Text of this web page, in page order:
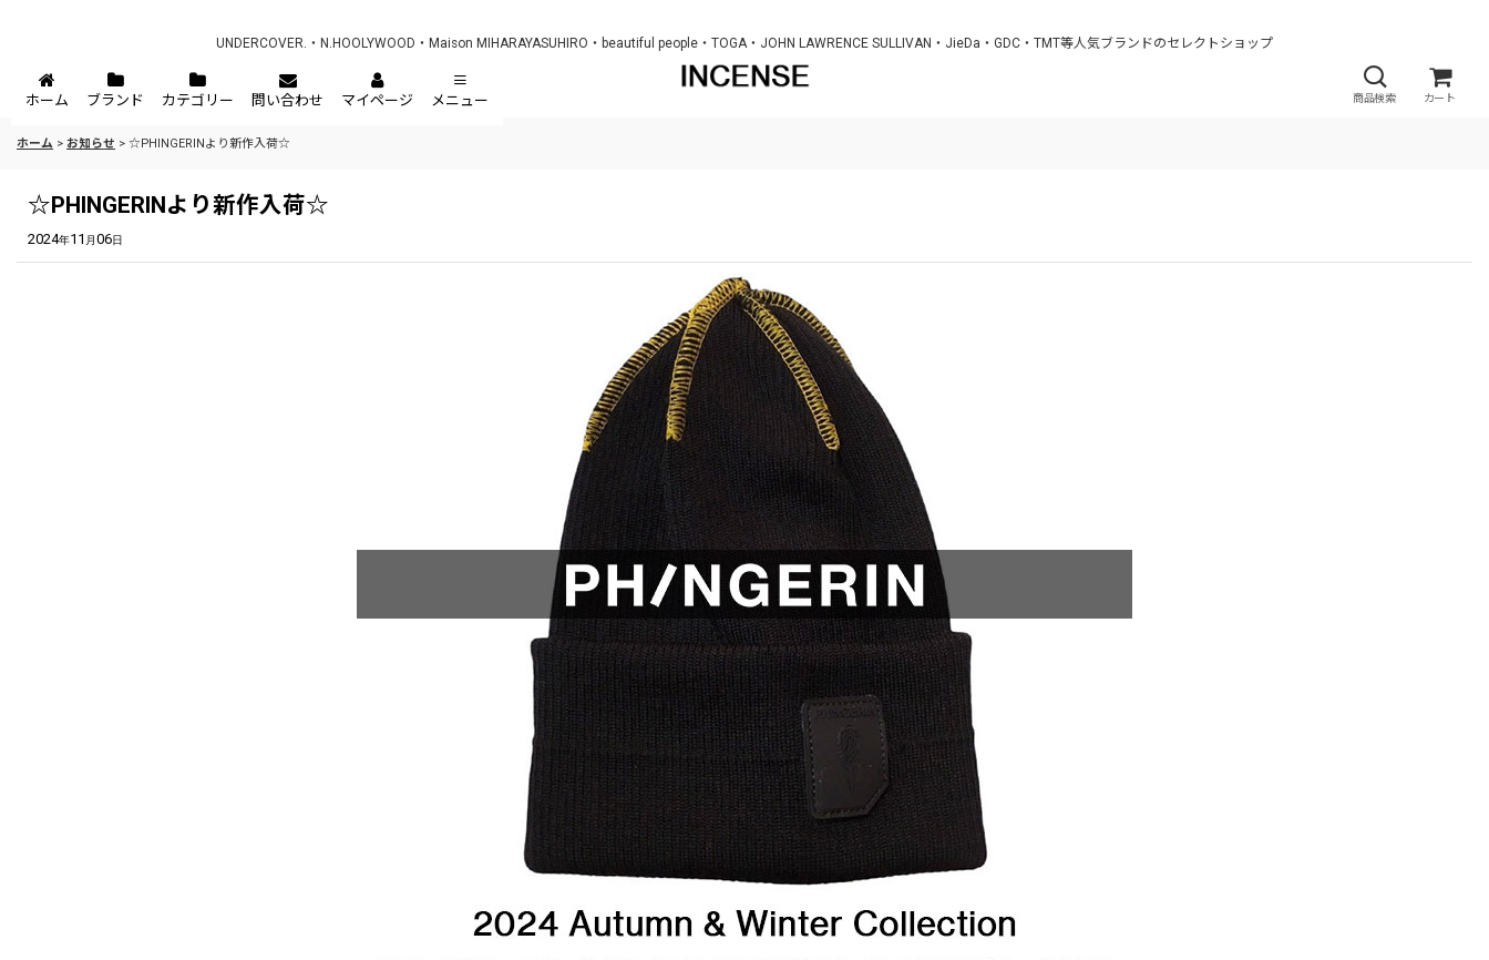
UNDERCOVER.・N.HOOLYWOOD・Maison MIHARAYASUHIRO・beautiful people・TOGA・JOHN LAWRENCE SULLIVAN・JieDa・GDC・TMT等人気ブランドのセレクトショップ
商品検索 カート
ホーム ブランド カテゴリー 問い合わせ マイページ メニュー
ホーム > お知らせ > ☆PHINGERINより新作入荷☆
☆PHINGERINより新作入荷☆
2024年11 月06日